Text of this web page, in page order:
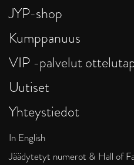
JYP-shop
Kumppanuus
VIP -palvelut
Uutiset
Yhteystiedot
In English
Jäädytetyt numerot & Hall of